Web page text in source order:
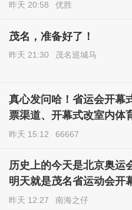
昨天 20:58 优胜
茂名，准备好了！
昨天 21:30 茂名巡城马
真心发问哈！省运会开幕
票渠道、开幕式改室内体
昨天 15:12 66667
历史上的今天是北京奥运
明天就是茂名省运动会开
昨天 12:27 南海之仔